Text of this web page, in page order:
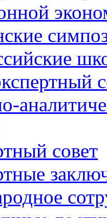
совет